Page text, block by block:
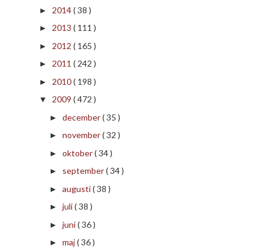
► 2014( 38 )
► 2013 ( 111 )
► 2012 ( 165 )
► 2011 ( 242 )
► 2010( 198 )
▼ 2009 ( 472 )
► december( 35 )
► november( 32 )
► oktober( 34 )
► september( 34 )
► augusti( 38 )
► juli( 38 )
► juni( 36 )
► maj( 36 )